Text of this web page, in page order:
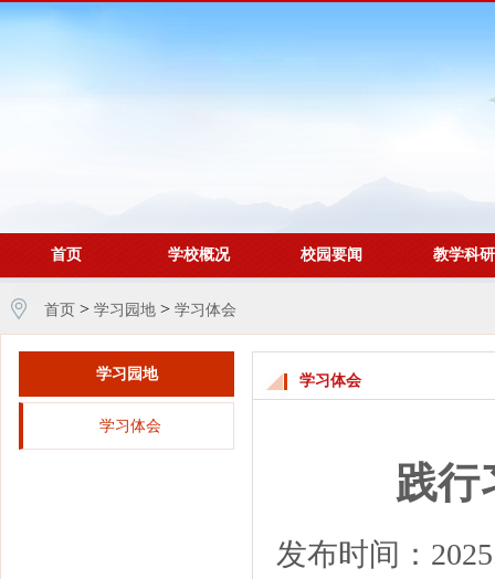
首页 学校概况 校园要闻 教学科研
首页 > 学习园地 > 学习体会
学习园地
学习体会
学习体会
践行
发布时间：